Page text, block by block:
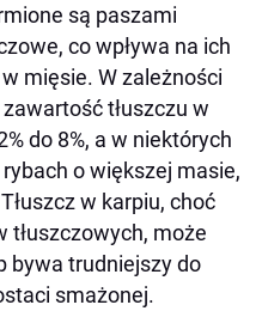
dla psa
w odpowiedniej
sycący
ryby jest najlepszy
dla zdrowia psa?
są paszami
co wpływa na ich
mięsie. W zależności
tłuszczu w
do 8%, a w niektórych
o większej masie,
w karpiu, choć
tłuszczowych, może
bywa trudniejszy do
smażonej.